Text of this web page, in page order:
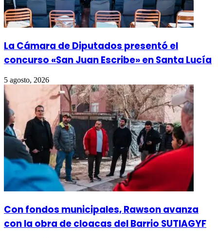
La Cámara de Diputados presentó el
concurso «San Juan Escribe» en Santa Lucía
5 agosto, 2026
Con fondos municipales, Rawson avanza
con la obra de cloacas del Barrio SUTIAGYF